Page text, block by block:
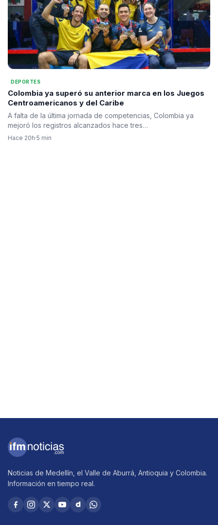
DEPORTES
Colombia ya superó su anterior marca en los Juegos
Centroamericanos y del Caribe
A falta de la última jornada de competencias, Colombia ya
mejoró los registros alcanzados hace tres…
Hace 20h·5 min
Noticias de Medellín, el Valle de Aburrá, Antioquia y Colombia.
Información en tiempo real.